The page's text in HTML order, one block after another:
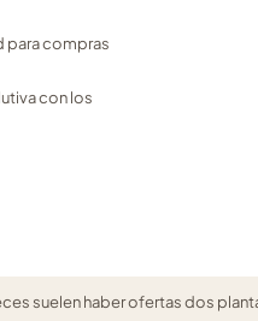
para compras
con los
suelen haber ofertas dos